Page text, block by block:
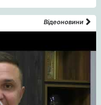
Відеоновини